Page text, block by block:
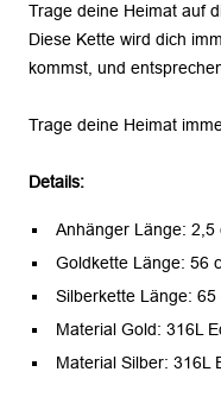
Trage deine Heimat auf
Diese Kette wird dich
kommst, und
Trage deine Heimat
Details:
Anhänger Länge: 2,5
Goldkette Länge: 56
Silberkette Länge: 65
Material Gold: 316L
Material Silber: 316L